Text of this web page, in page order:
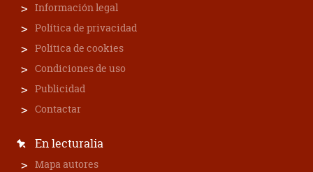
Información legal
Política de privacidad
Política de cookies
Condiciones de uso
Publicidad
Contactar
En lecturalia
Mapa autores